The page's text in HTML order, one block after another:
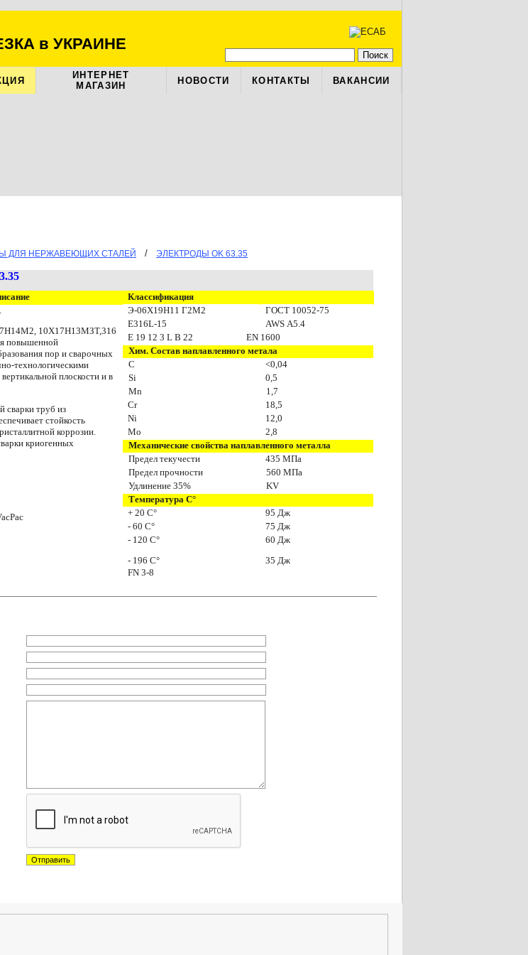
ИНТЕРНЕТ
МАГАЗИН
НОВОСТИ КОНТАКТЫ ВАКАНСИИ
ДЛЯ НЕРЖАВЕЮЩИХ СТАЛЕЙ / ЭЛЕКТРОДЫ OK 63.35
Классификация
10Х17Н13МЗТ,316
повышенной
пор и сварочных
технологическими
плоскости и в
сварки труб из
стойкость
коррозии.
криогенных
Э-06Х19Н11 Г2М2
ГОСТ 10052-75
E316L-15
AWS А5.4
E 19 12 3 L B 22
EN 1600
Хим. Состав наплавленного метала
С
<0,04
Si
0,5
Mn
1,7
Cr
18,5
Ni
12,0
Mo
2,8
Механические свойства наплавленного металла
Предел текучести
435 МПа
Предел прочности
560 МПа
Удлинение 35%
KV
Температура С°
+ 20 С°
95 Дж
- 60 С° 75 Дж
- 120 С°
- 196 С°
60 Дж
35 Дж
FN 3-8